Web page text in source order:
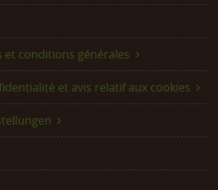
et conditions générales
et avis relatif aux cookies